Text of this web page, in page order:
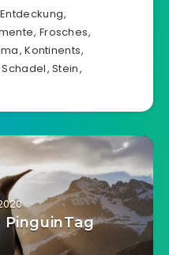
Entdeckung,
, Frosches,
,Kontinents,
Schadel,Stein,